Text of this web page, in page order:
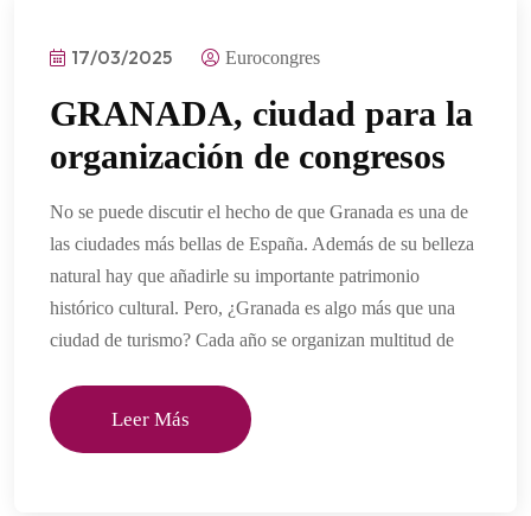
17/03/2025 Eurocongres
GRANADA, ciudad para la
organización de congresos
No se puede discutir el hecho de que Granada es una de
las ciudades más bellas de España. Además de su belleza
natural hay que añadirle su importante patrimonio
histórico cultural. Pero, ¿Granada es algo más que una
ciudad de turismo? Cada año se organizan multitud de
Leer Más